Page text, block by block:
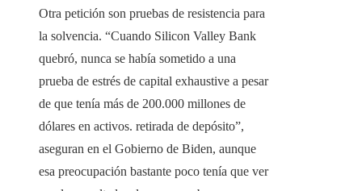
Otra petición son pruebas de resistencia para
la solvencia. “Cuando Silicon Valley Bank
quebró, nunca se había sometido a una
prueba de estrés de capital exhaustive a pesar
de que tenía más de 200.000 millones de
dólares en activos. retirada de depósito”,
aseguran en el Gobierno de Biden, aunque
esa preocupación bastante poco tenía que ver